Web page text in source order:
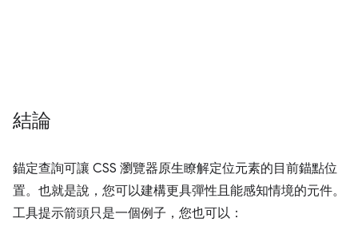
結論
錨定查詢可讓 CSS 瀏覽器原生瞭解定位元素的目前錨點位
置。也就是說，您可以建構更具彈性且能感知情境的元件。
工具提示箭頭只是一個例子，您也可以：